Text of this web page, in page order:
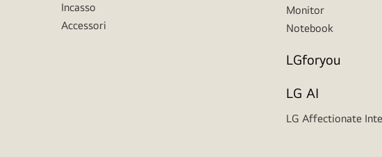
Incasso
Accessori
Monitor
Notebook
LGforyou
LG AI
LG Affectionate